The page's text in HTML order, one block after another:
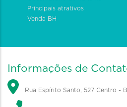
Principais atrativos
Venda BH
Informações de
Rua Espírito Santo, 527 Centro -